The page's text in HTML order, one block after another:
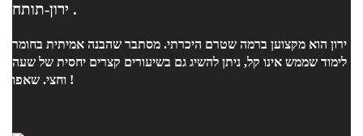
ירון-תותח .
ירון הוא מקצוען ברמה שטרם היכרתי. מסתבר שהבנה אמיתית בחומר
לימוד שממש אינו קל, ניתן להשיג גם בשיעורים קצרים יחסית של שעה
וחצי. שאפו !